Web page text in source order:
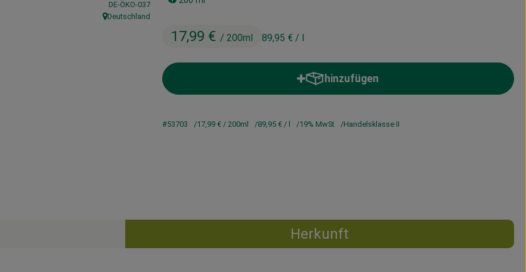
17,99 € / 200ml 89,95 € / l
, Kontrollstelle:
DE-ÖKO-037
, Herkunft:
Deutschland
hinzufügen
Produkt zum Warenkorb hinzufügen
#53703 17,99 € / 200ml 89,95 € / l 19% MwSt Handelsklasse II
Herkunft